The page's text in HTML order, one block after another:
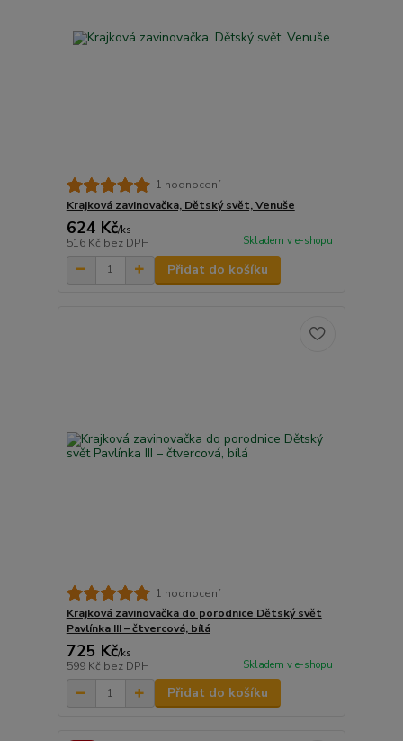
1 hodnocení
Krajková zavinovačka, Dětský svět, Venuše
624 Kč/ks
516 Kč bez DPH Skladem v e-shopu
Přidat do košíku
1 hodnocení
Krajková zavinovačka do porodnice Dětský svět
Pavlínka III – čtvercová, bílá
725 Kč/ks
599 Kč bez DPH Skladem v e-shopu
Přidat do košíku